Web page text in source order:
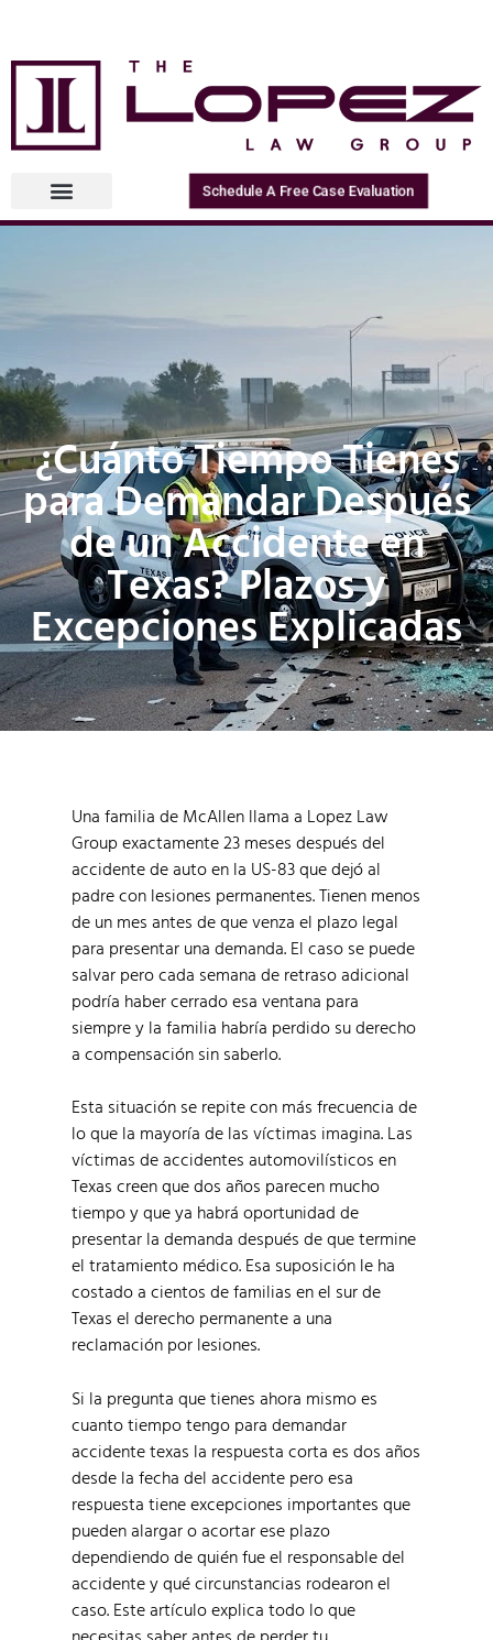
Schedule A Free Case Evaluation
¿Cuánto Tiempo Tienes
para Demandar Después
de un Accidente en
Texas? Plazos y
Excepciones Explicadas
Una familia de McAllen llama a Lopez Law
Group exactamente 23 meses después del
accidente de auto en la US-83 que dejó al
padre con lesiones permanentes. Tienen menos
de un mes antes de que venza el plazo legal
para presentar una demanda. El caso se puede
salvar pero cada semana de retraso adicional
podría haber cerrado esa ventana para
siempre y la familia habría perdido su derecho
a compensación sin saberlo.
Esta situación se repite con más frecuencia de
lo que la mayoría de las víctimas imagina. Las
víctimas de accidentes automovilísticos en
Texas creen que dos años parecen mucho
tiempo y que ya habrá oportunidad de
presentar la demanda después de que termine
el tratamiento médico. Esa suposición le ha
costado a cientos de familias en el sur de
Texas el derecho permanente a una
reclamación por lesiones.
Si la pregunta que tienes ahora mismo es
cuanto tiempo tengo para demandar
accidente texas la respuesta corta es dos años
desde la fecha del accidente pero esa
respuesta tiene excepciones importantes que
pueden alargar o acortar ese plazo
dependiendo de quién fue el responsable del
accidente y qué circunstancias rodearon el
caso. Este artículo explica todo lo que